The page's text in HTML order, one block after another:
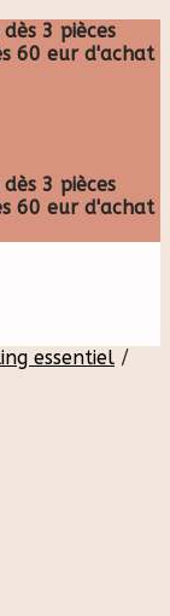
3 pièces
60 eur d'achat
3 pièces
60 eur d'achat
essentiel /